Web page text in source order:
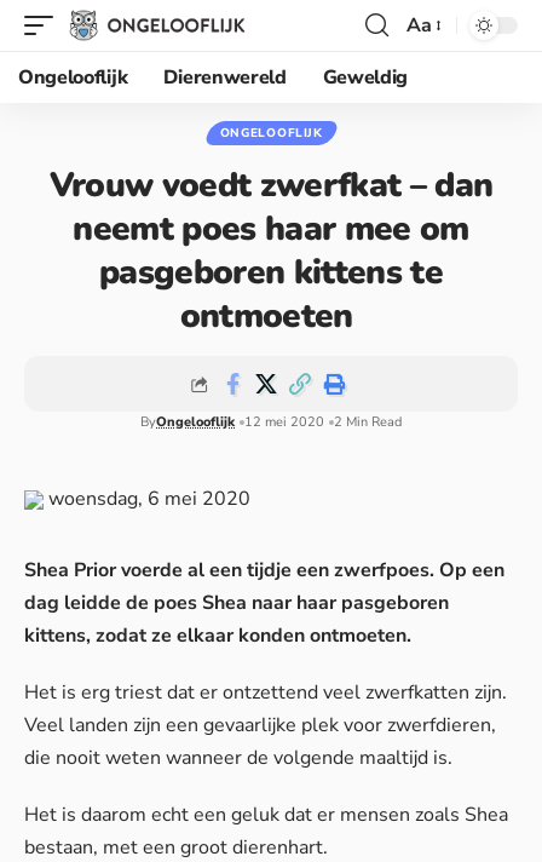
Aa
Ongelooflijk
Dierenwereld Geweldig
ONGELOOFLIJK
Vrouw voedt zwerfkat – dan
neemt poes haar mee om
pasgeboren kittens te
ontmoeten
ByOngelooflijk 12 mei 2020 2 Min Read
woensdag, 6 mei 2020
Shea Prior voerde al een tijdje een zwerfpoes. Op een
dag leidde de poes Shea naar haar pasgeboren
kittens, zodat ze elkaar konden ontmoeten.
Het is erg triest dat er ontzettend veel zwerfkatten zijn.
Veel landen zijn een gevaarlijke plek voor zwerfdieren,
die nooit weten wanneer de volgende maaltijd is.
Het is daarom echt een geluk dat er mensen zoals Shea
bestaan, met een groot dierenhart.